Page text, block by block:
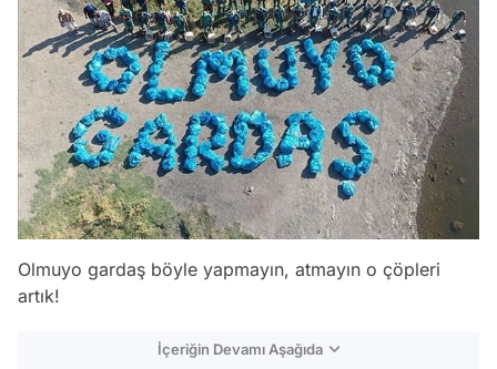
Olmuyo gardaş böyle yapmayın, atmayın o çöpleri
artık!
İçeriğin Devamı Aşağıda